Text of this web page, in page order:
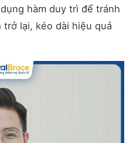
hàm duy trì để tránh
lại, kéo dài hiệu quả